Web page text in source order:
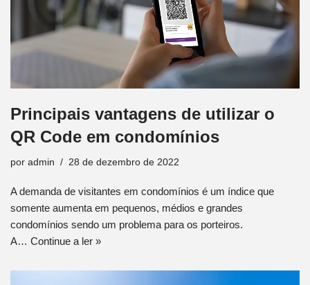
Principais vantagens de utilizar o
QR Code em condomínios
por admin 28 de dezembro de 2022
A demanda de visitantes em condomínios é um índice que
somente aumenta em pequenos, médios e grandes
condomínios sendo um problema para os porteiros.
A… Continue a ler »